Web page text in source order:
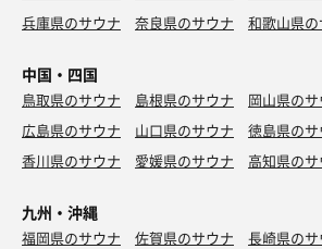
兵庫県のサウナ
奈良県のサウナ 和歌山県
中国・四国
鳥取県のサウナ 島根県のサウナ
岡山県の
広島県のサウナ
山口県のサウナ
徳島県のサ
香川県のサウナ
愛媛県のサウナ 高知県の
九州・沖縄
福岡県のサウナ 佐賀県のサウナ
長崎県のサ